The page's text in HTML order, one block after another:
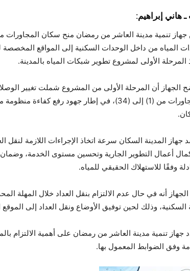
هاني إبراهيم:
المياه من داخل الوحدات السكنية إلى المواقع المخصصة
المرحلة الأولى لمشروع تطوير شبكات المياه بالمدينة.
الجهاز أن المرحلة الأولى من المشروع شملت تغيير
بالمجاورات من (1) إلى (34)، في إطار جهود
جهاز المدينة السكان سرعة اتخاذ الإجراءات اللازمة لنقل
أعمال التطوير الجارية وتحسين مستوى الخدمة، وضمان
وفقًا للاستهلاك الحقيقي للمياه.
الجهاز أنه في حال عدم الالتزام بنقل العداد خلال المهلة
السكنية، وذلك لحين توفيق الأوضاع ونقل العداد إلى
جهاز تنمية مدينة العاشر من رمضان على أهمية الالتزام
وفق الضوابط المعمول بها.